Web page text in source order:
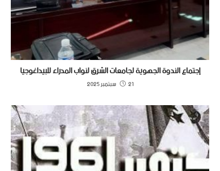
إجتماع الندوة الجهوية لجامعات الشرق لنواب المدراء للبيداغوجيا
21 سبتمبر 2025